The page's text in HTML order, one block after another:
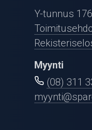
Y-tunnus
Myynti
(08) 311